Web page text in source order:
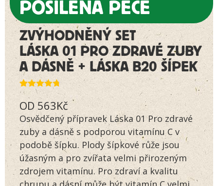
POSÍLENÁ PÉČE
ZVÝHODNĚNÝ SET
LÁSKA 01 PRO ZDRAVÉ ZUBY
A DÁSNĚ + LÁSKA B20 ŠÍPEK
Hodnoceno
4.70z 5
na základě
142
hodnocení
zákazníků
OD 563Kč
Osvědčený přípravek Láska 01 Pro zdravé
zuby a dásně s podporou vitamínu C v
podobě šípku. Plody šípkové růže jsou
úžasným a pro zvířata velmi přirozeným
zdrojem vitamínu. Pro zdraví a kvalitu